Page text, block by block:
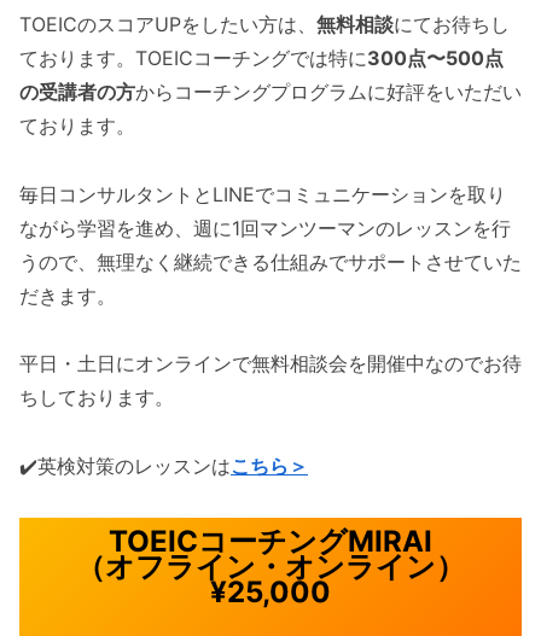
TOEICのスコアUPをしたい方は、 無料相談にてお待ちし
ております。TOEICコーチングでは特に300点〜500点
の受講者の方からコーチングプログラムに好評をいただい
ております。
毎日コンサルタントとLINEでコミュニケーションを取り
ながら学習を進め、週に1回マンツーマンのレッスンを行
うので、無理なく継続できる仕組みでサポートさせていた
だきます。
平日・土日にオンラインで無料相談会を開催中なのでお待
ちしております。
✔️英検対策のレッスンはこちら＞
TOEICコーチングMIRAI
（オフライン・オンライン）
¥25,000